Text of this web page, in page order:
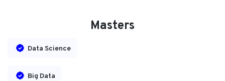
Masters
Data Science
Big Data